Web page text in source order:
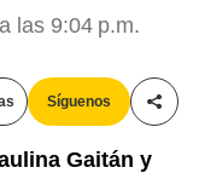
las 9:04 p.m.
Síguenos
Gaitán y